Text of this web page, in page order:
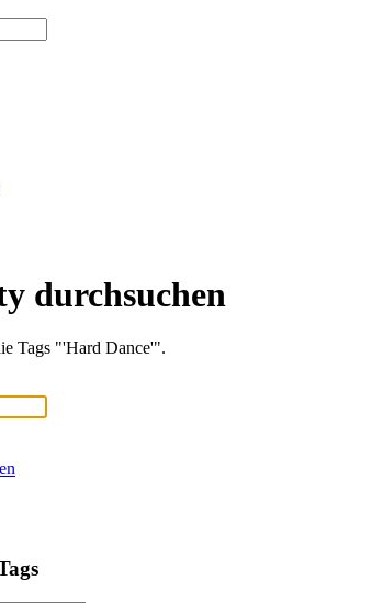
durchsuchen
Tags "'Hard Dance'".